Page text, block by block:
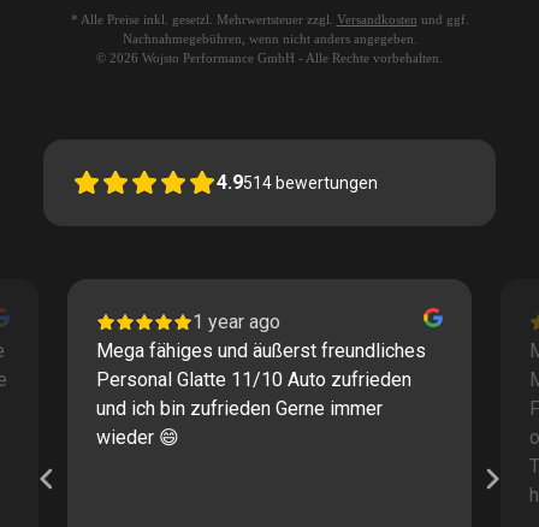
* Alle Preise inkl. gesetzl. Mehrwertsteuer zzgl. Versandkosten und ggf.
Nachnahmegebühren, wenn nicht anders angegeben.
© 2026 Wojsto Performance GmbH - Alle Rechte vorbehalten.
4.9514 bewertungen
1 year ago
Mega fähiges und äußerst freundliches
Personal Glatte 11/10 Auto zufrieden
und ich bin zufrieden Gerne immer
wieder 😄